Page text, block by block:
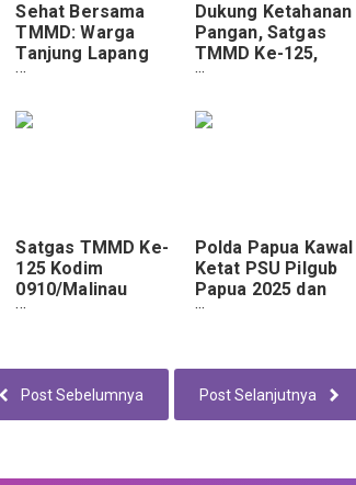
Sehat Bersama
TMMD: Warga
Tanjung Lapang
Antusias Ikuti
Posyandu,
Dukung Ketahanan
Pangan, Satgas
TMMD Ke-125,
Kodim
Warga Tanam Padi.
Satgas TMMD Ke-
125 Kodim
0910/Malinau
Pasang Seng
Polda Papua Kawal
Ketat PSU Pilgub
Papua 2025 dan
Kunjungan Pejabat
Post Selanjutnya
Post Sebelumnya